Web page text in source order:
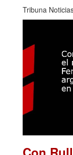
Tribuna